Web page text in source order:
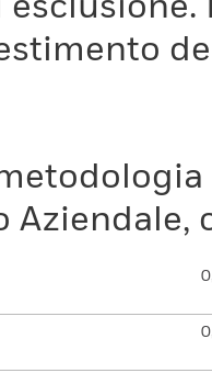
Aziendale,